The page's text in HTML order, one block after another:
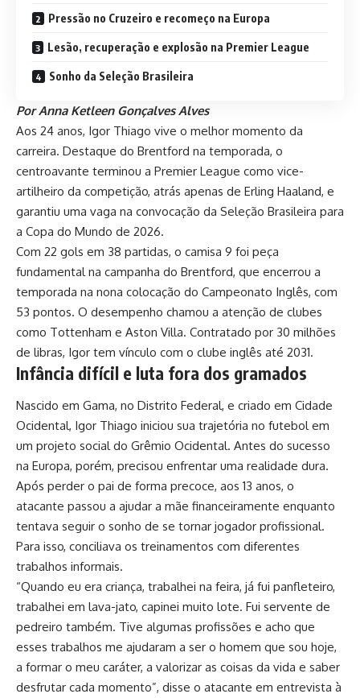
Pressão no Cruzeiro e recomeço na Europa
Lesão, recuperação e explosão na Premier League
Sonho da Seleção Brasileira
Por Anna Ketleen Gonçalves Alves
Aos 24 anos, Igor Thiago vive o melhor momento da
carreira. Destaque do Brentford na temporada, o
centroavante terminou a Premier League como vice-
artilheiro da competição, atrás apenas de Erling Haaland, e
garantiu uma vaga na convocação da Seleção Brasileira para
a Copa do Mundo de 2026.
Com 22 gols em 38 partidas, o camisa 9 foi peça
fundamental na campanha do Brentford, que encerrou a
temporada na nona colocação do Campeonato Inglês, com
53 pontos. O desempenho chamou a atenção de clubes
como Tottenham e Aston Villa. Contratado por 30 milhões
de libras, Igor tem vínculo com o clube inglês até 2031.
Infância difícil e luta fora dos gramados
Nascido em Gama, no Distrito Federal, e criado em Cidade
Ocidental, Igor Thiago iniciou sua trajetória no futebol em
um projeto social do Grêmio Ocidental. Antes do sucesso
na Europa, porém, precisou enfrentar uma realidade dura.
Após perder o pai de forma precoce, aos 13 anos, o
atacante passou a ajudar a mãe financeiramente enquanto
tentava seguir o sonho de se tornar jogador profissional.
Para isso, conciliava os treinamentos com diferentes
trabalhos informais.
“Quando eu era criança, trabalhei na feira, já fui panfleteiro,
trabalhei em lava-jato, capinei muito lote. Fui servente de
pedreiro também. Tive algumas profissões e acho que
esses trabalhos me ajudaram a ser o homem que sou hoje,
a formar o meu caráter, a valorizar as coisas da vida e saber
desfrutar cada momento”, disse o atacante em entrevista à